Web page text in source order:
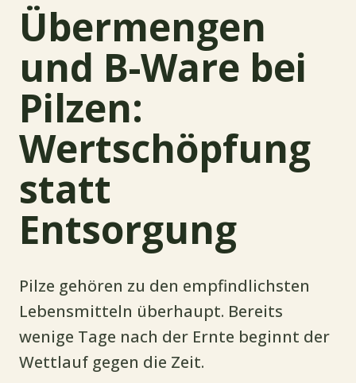
Übermengen
und B-Ware bei
Pilzen:
Wertschöpfung
statt
Entsorgung
Pilze gehören zu den empfindlichsten
Lebensmitteln überhaupt. Bereits
wenige Tage nach der Ernte beginnt der
Wettlauf gegen die Zeit.